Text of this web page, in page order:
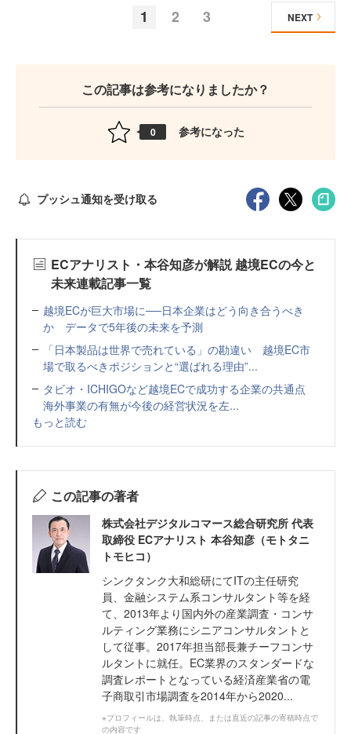
1 2 3 NEXT
この記事は参考になりましたか？
0 参考になった
プッシュ通知を受け取る
ECアナリスト・本谷知彦が解説 越境ECの今と
未来連載記事一覧
越境ECが巨大市場に──日本企業はどう向き合うべき
か データで5年後の未来を予測
「日本製品は世界で売れている」の勘違い 越境EC市
場で取るべきポジションと“選ばれる理由”...
タビオ・ICHIGOなど越境ECで成功する企業の共通点
海外事業の有無が今後の経営状況を左...
もっと読む
この記事の著者
株式会社デジタルコマース総合研究所 代表
取締役 ECアナリスト 本谷知彦（モトタニ
トモヒコ）
シンクタンク大和総研にてITの主任研究
員、金融システム系コンサルタント等を経
て、2013年より国内外の産業調査・コンサ
ルティング業務にシニアコンサルタントと
して従事。2017年担当部長兼チーフコンサ
ルタントに就任。EC業界のスタンダードな
調査レポートとなっている経済産業省の電
子商取引市場調査を2014年から2020...
※プロフィールは、執筆時点、または直近の記事の寄稿時点で
の内容です